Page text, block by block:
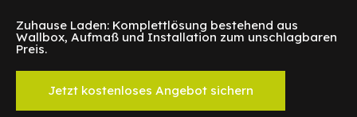
Zuhause Laden: Komplettlösung bestehend aus
Wallbox, Aufmaß und Installation zum unschlagbaren
Preis.
Jetzt kostenloses Angebot sichern